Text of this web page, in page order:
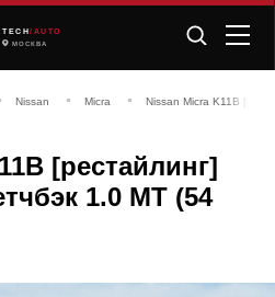
TECH /AUTO
МОСКВА
Nissan Micra Nissan Micra K11B
[рестайлинг]
1.0 MT (54